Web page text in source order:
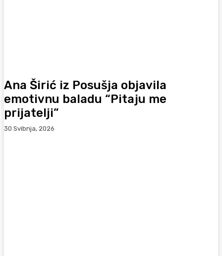
Ana Širić iz Posušja objavila
emotivnu baladu “Pitaju me
prijatelji”
30 Svibnja, 2026